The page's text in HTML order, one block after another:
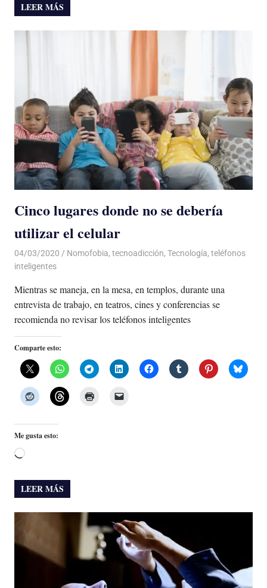
LEER MÁS
Cinco lugares donde no se debería
utilizar el celular
04/03/2020 De todo un Poco
Nomofobia, tecnoadicción, Tecnología, teléfonos
inteligentes
Mientras se maneja, en la mesa, en templos, durante una
entrevista de trabajo, en teatros, cines y conferencias se
recomienda no revisar los teléfonos inteligentes
Comparte esto:
Me gusta esto:
Cargando...
LEER MÁS